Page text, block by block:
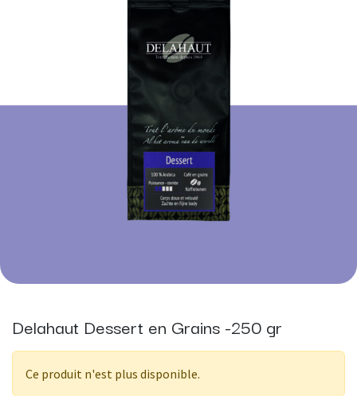
Delahaut Dessert en Grains -250 gr
Ce produit n'est plus disponible.